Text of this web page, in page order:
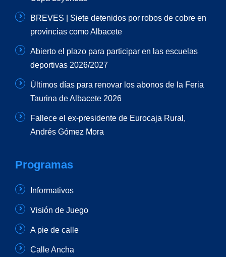
BREVES | Siete detenidos por robos de cobre en
provincias como Albacete
Abierto el plazo para participar en las escuelas
deportivas 2026/2027
Últimos días para renovar los abonos de la Feria
Taurina de Albacete 2026
Fallece el ex-presidente de Eurocaja Rural,
Andrés Gómez Mora
Programas
Informativos
Visión de Juego
A pie de calle
Calle Ancha